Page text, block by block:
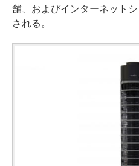
舗、およびインターネット
される。